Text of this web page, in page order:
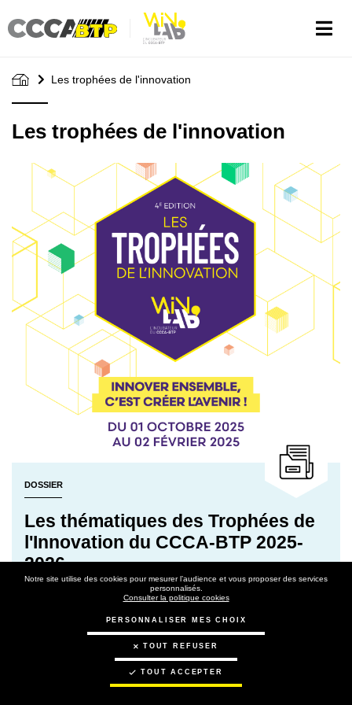
au
contenu
Les trophées de l'innovation
Les trophées de l'innovation
Image
DOSSIER
Les thématiques des Trophées de
l'Innovation du CCCA-BTP 2025-
2026
EN SAVOIR PLUS
Notre site utilise des cookies pour mesurer l’audience et vous proposer des services
personnalisés.
Consulter la politique cookies
PERSONNALISER MES CHOIX
TOUT REFUSER
TOUT ACCEPTER